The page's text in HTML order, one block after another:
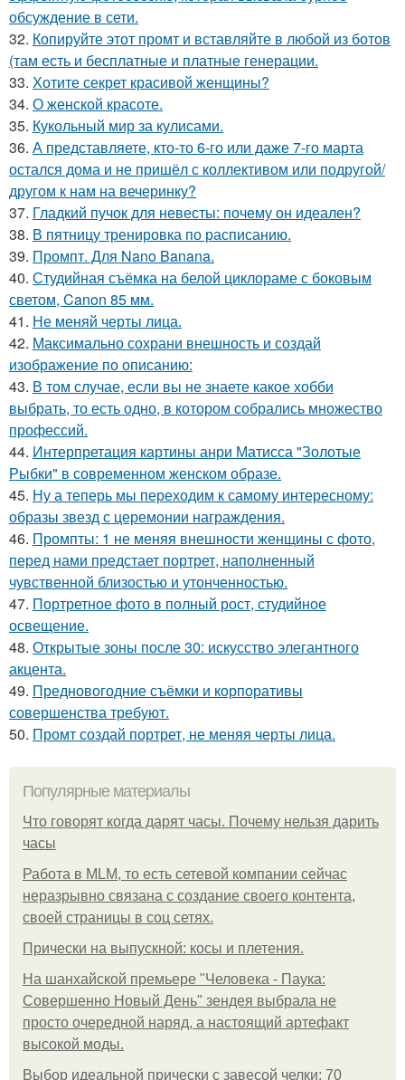
обсуждение в сети.
32. Копируйте этот промт и вставляйте в любой из ботов
(там есть и бесплатные и платные генерации.
33. Хотите секрет красивой женщины?
34. О женской красоте.
35. Кукольный мир за кулисами.
36. А представляете, кто-то 6-го или даже 7-го марта
остался дома и не пришёл с коллективом или подругой/
другом к нам на вечеринку?
37. Гладкий пучок для невесты: почему он идеален?
38. В пятницу тренировка по расписанию.
39. Промпт. Для Nano Banana.
40. Студийная съёмка на белой циклораме с боковым
светом, Canon 85 мм.
41. Не меняй черты лица.
42. Максимально сохрани внешность и создай
изображение по описанию:
43. В том случае, если вы не знаете какое хобби
выбрать, то есть одно, в котором собрались множество
профессий.
44. Интерпретация картины анри Матисса "Золотые
Рыбки" в современном женском образе.
45. Ну а теперь мы переходим к самому интересному:
образы звезд с церемонии награждения.
46. Промпты: 1 не меняя внешности женщины с фото,
перед нами предстает портрет, наполненный
чувственной близостью и утонченностью.
47. Портретное фото в полный рост, студийное
освещение.
48. Открытые зоны после 30: искусство элегантного
акцента.
49. Предновогодние съёмки и корпоративы
совершенства требуют.
50. Промт создай портрет, не меняя черты лица.
Популярные материалы
Что говорят когда дарят часы. Почему нельзя дарить
часы
Работа в MLM, то есть сетевой компании сейчас
неразрывно связана с создание своего контента,
своей страницы в соц сетях.
Прически на выпускной: косы и плетения.
На шанхайской премьере "Человека - Паука:
Совершенно Новый День" зендея выбрала не
просто очередной наряд, а настоящий артефакт
высокой моды.
Выбор идеальной прически с завесой челки: 70